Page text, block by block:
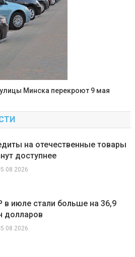
Минска перекроют 9 мая
на отечественные товары
доступнее
в июле стали больше на 36,9
долларов